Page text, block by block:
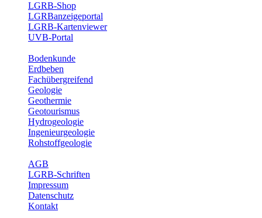
LGRB-Shop
LGRBanzeigeportal
LGRB-Kartenviewer
UVB-Portal
Bodenkunde
Erdbeben
Fachübergreifend
Geologie
Geothermie
Geotourismus
Hydrogeologie
Ingenieurgeologie
Rohstoffgeologie
AGB
LGRB-Schriften
Impressum
Datenschutz
Kontakt